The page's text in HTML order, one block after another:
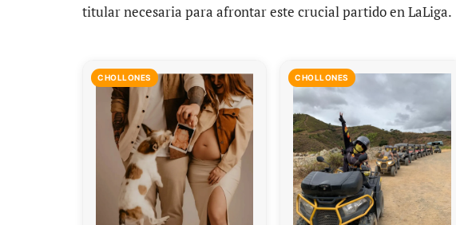
titular necesaria para afrontar este crucial partido en LaLiga.
CHOLLONES CHOLLONES